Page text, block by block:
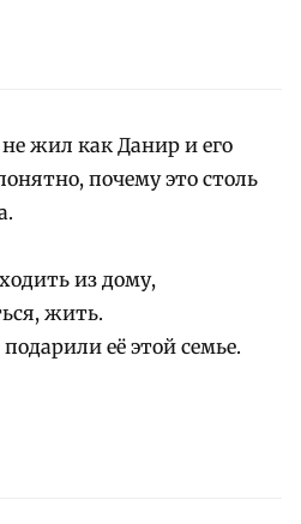
жил как Данир и его
почему это столь
из дому,
жить.
её этой семье.